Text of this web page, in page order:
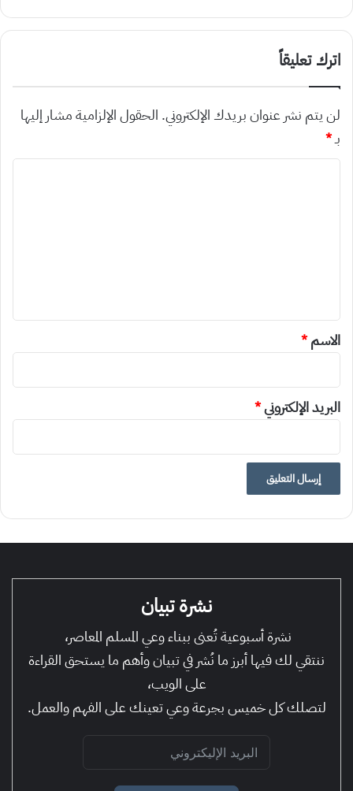
اترك تعليقاً
لن يتم نشر عنوان بريدك الإلكتروني. الحقول الإلزامية مشار إليها
بـ*
*
الاسم*
البريد الإلكتروني*
نشرة تبيان
نشرة أسبوعية تُعنى ببناء وعي المسلم المعاصر،
ننتقي لك فيها أبرز ما نُشر في تبيان وأهم ما يستحق القراءة
على الويب،
لتصلك كل خميس بجرعة وعي تعينك على الفهم والعمل.